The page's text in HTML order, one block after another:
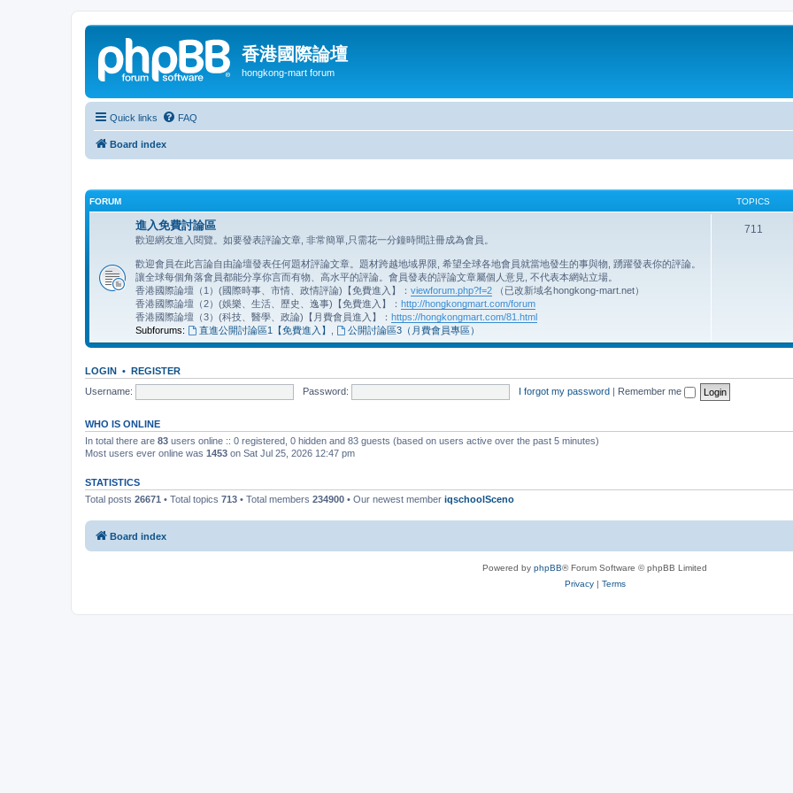
香港國際論壇
hongkong-mart forum
Quick links FAQ
Board index
FORUM TOPICS
進入免費討論區
歡迎網友進入閱覽。如要發表評論文章, 非常簡單,只需花一分鐘時間註冊成為會員。
歡迎會員在此言論自由論壇發表任何題材評論文章。題材跨越地域界限, 希望全球各地會員就當地發生的事與物, 踴躍發表你的評論。
讓全球每個角落會員都能分享你言而有物、高水平的評論。會員發表的評論文章屬個人意見, 不代表本網站立場。
香港國際論壇（1）(國際時事、市情、政情評論)【免費進入】： viewforum.php?f=2 （已改新域名hongkong-mart.net）
香港國際論壇（2）(娛樂、生活、歷史、逸事)【免費進入】： http://hongkongmart.com/forum
香港國際論壇（3）(科技、醫學、政論)【月費會員進入】： https://hongkongmart.com/81.html
Subforums:
直進公開討論區1【免費進入】 公開討論區3（月費會員專區）
711
LOGIN • REGISTER
Username:
Password: I forgot my password | Remember me
WHO IS ONLINE
In total there are 83 users online :: 0 registered, 0 hidden and 83 guests (based on users active over the past 5 minutes)
Most users ever online was 1453 on Sat Jul 25, 2026 12:47 pm
STATISTICS
Total posts 26671 • Total topics 713 • Total members 234900 • Our newest member iqschoolSceno
Board index
Powered by phpBB® Forum Software © phpBB Limited
Privacy| Terms